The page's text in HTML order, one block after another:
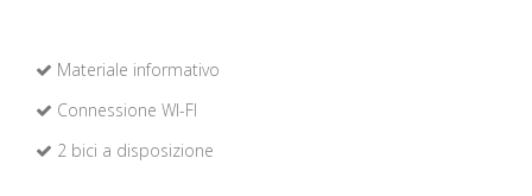
Materiale informativo
Connessione WI-FI
2 bici a disposizione